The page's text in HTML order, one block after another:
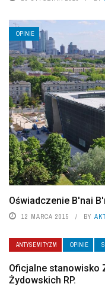
OPINIE
Oświadczenie B'nai
12 MARCA 2015 BY
ANTYSEMITYZM OPINIE
Oficjalne stanowisko
Żydowskich RP.